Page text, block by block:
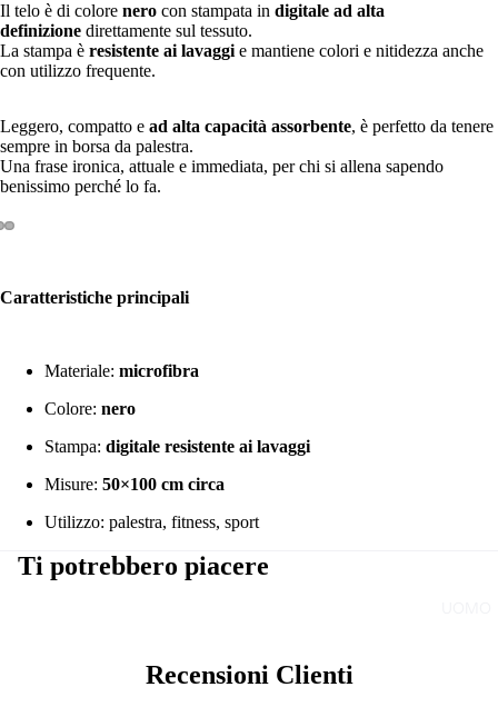
Il telo è di colore nero con stampata in digitale ad alta
definizione direttamente sul tessuto.
La stampa è resistente ai lavaggi e mantiene colori e nitidezza anche
con utilizzo frequente.
Leggero, compatto e ad alta capacità assorbente, è perfetto da tenere
sempre in borsa da palestra.
Una frase ironica, attuale e immediata, per chi si allena sapendo
benissimo perché lo fa.
Caratteristiche principali
Materiale: microfibra
Colore: nero
Stampa: digitale resistente ai lavaggi
Misure: 50×100 cm circa
Utilizzo: palestra, fitness, sport
Ti potrebbero piacere
Recensioni Clienti